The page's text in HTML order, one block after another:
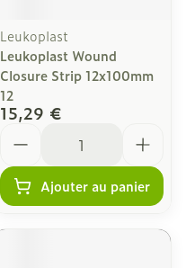
Leukoplast
Leukoplast Wound
Closure Strip 12x100mm
12
15,29 €
Ajouter au panier